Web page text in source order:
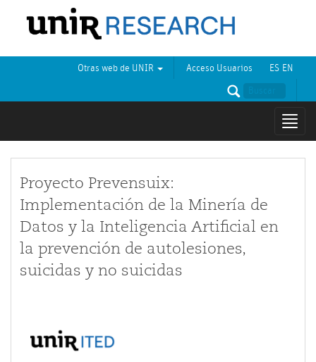
ES EN
Acceso Usuarios
Otras web de UNIR
Proyecto Prevensuix:
Implementación de la Minería de
Datos y la Inteligencia Artificial en
la prevención de autolesiones,
suicidas y no suicidas